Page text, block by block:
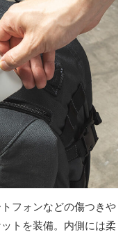
フォンなどの傷つきや
トを装備。内側には柔